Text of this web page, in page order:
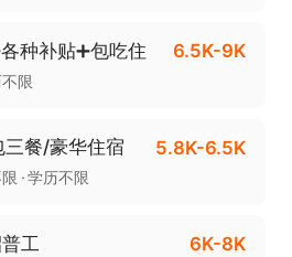
种补贴➕包吃住 6.5K-9K
限
餐/豪华住宿 5.8K-6.5K
学历不限
工 6K-8K